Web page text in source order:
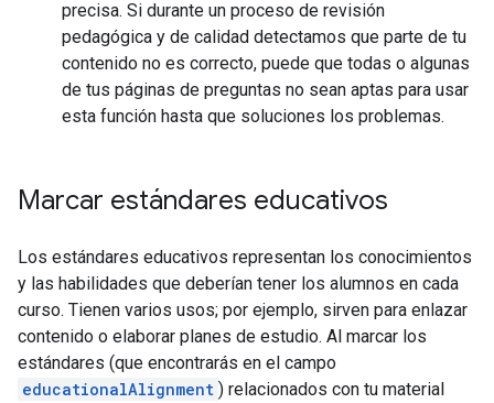
precisa. Si durante un proceso de revisión
pedagógica y de calidad detectamos que parte de tu
contenido no es correcto, puede que todas o algunas
de tus páginas de preguntas no sean aptas para usar
esta función hasta que soluciones los problemas.
Marcar estándares educativos
Los estándares educativos representan los conocimientos
y las habilidades que deberían tener los alumnos en cada
curso. Tienen varios usos; por ejemplo, sirven para enlazar
contenido o elaborar planes de estudio. Al marcar los
estándares (que encontrarás en el campo
educationalAlignment ) relacionados con tu material